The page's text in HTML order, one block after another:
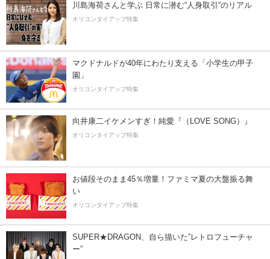
川島海荷さんと学ぶ 日常に潜む“人身取引”のリアル
オリコンタイアップ特集
マクドナルドが40年にわたり支える「小学生の甲子
園」
オリコンタイアップ特集
向井康二イケメンすぎ！純愛『（LOVE SONG）』
オリコンタイアップ特集
お値段そのまま45％増量！ファミマ夏の大盤振る舞
い
オリコンタイアップ特集
SUPER★DRAGON、自ら描いた”レトロフューチャ
ー”